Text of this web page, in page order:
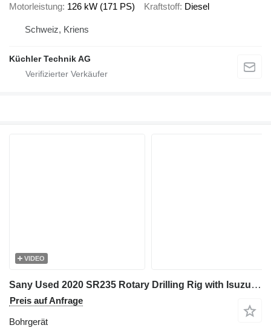
Motorleistung 126 kW (171 PS) Kraftstoff Diesel
Schweiz, Kriens
Küchler Technik AG
VIDEO
Sany Used 2020 SR235 Rotary Drilling Rig with Isuzu Engine & 445-4*14
Preis auf Anfrage
Bohrgerät